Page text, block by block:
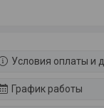
Условия оплаты и
График работы